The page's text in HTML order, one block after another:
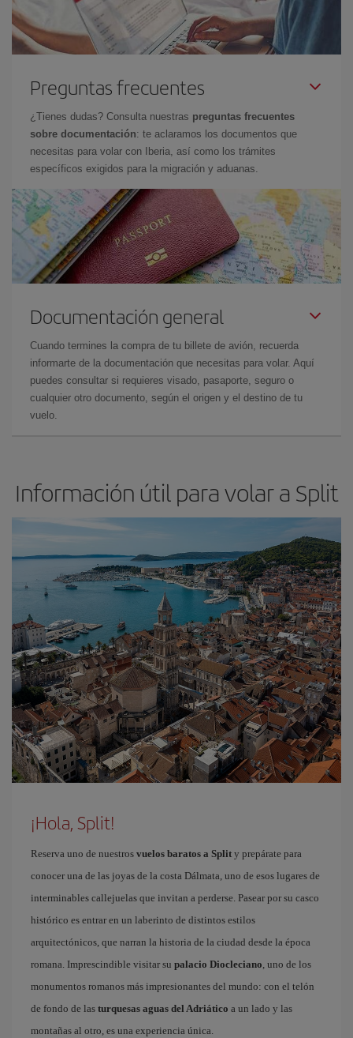
Preguntas frecuentes
¿Tienes dudas? Consulta nuestras preguntas frecuentes
sobre documentación: te aclaramos los documentos que
necesitas para volar con Iberia, así como los trámites
específicos exigidos para la migración y aduanas.
Documentación general
Cuando termines la compra de tu billete de avión, recuerda
informarte de la documentación que necesitas para volar. Aquí
puedes consultar si requieres visado, pasaporte, seguro o
cualquier otro documento, según el origen y el destino de tu
vuelo.
Información útil para volar a Split
¡Hola, Split!
Reserva uno de nuestros vuelos baratos a Split y prepárate para
conocer una de las joyas de la costa Dálmata, uno de esos lugares de
interminables callejuelas que invitan a perderse. Pasear por su casco
histórico es entrar en un laberinto de distintos estilos
arquitectónicos, que narran la historia de la ciudad desde la época
romana. Imprescindible visitar su palacio Diocleciano , uno de los
monumentos romanos más impresionantes del mundo: con el telón
de fondo de las turquesas aguas del Adriático a un lado y las
montañas al otro, es una experiencia única.